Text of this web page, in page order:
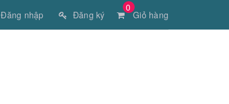
0
Giỏ hàng
Đăng nhập Đăng ký